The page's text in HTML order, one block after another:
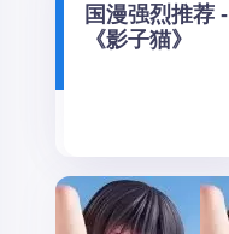
国漫强烈推荐 -
《影子猫》